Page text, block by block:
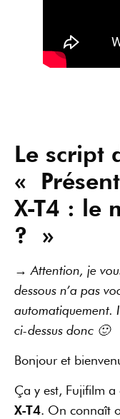
Le script
«
X-T4 : le
? »
→ Attention, je
dessous n’a pas
automatiquement.
ci-dessus donc 🙂
Bonjour et
Ça y est, Fujifilm
X-T4. On connaît